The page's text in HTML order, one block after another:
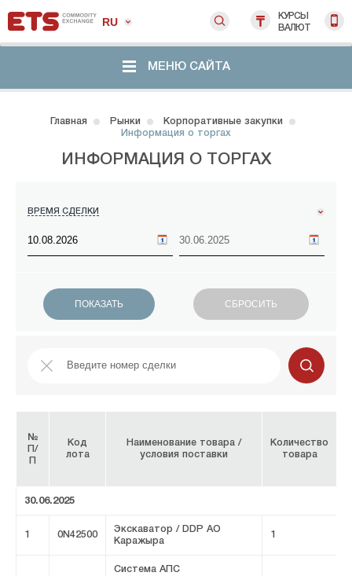
RU
КУРСЫ
ВАЛЮТ
МЕНЮ САЙТА
Главная Рынки
Корпоративные закупки
Информация о торгах
ИНФОРМАЦИЯ О ТОРГАХ
ВРЕМЯ СДЕЛКИ
№
П/
П
Код
лота
Наименование товара /
условия поставки
Количество
товара
30.06.2025
1 0N42500
Экскаватор / DDP АО
Каражыра
1
Система АПС